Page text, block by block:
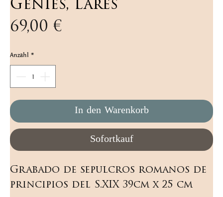
Genies, Lares
69,00 €
Anzahl *
In den Warenkorb
Sofortkauf
Grabado de sepulcros romanos de
principios del S.XIX 39cm x 25 cm